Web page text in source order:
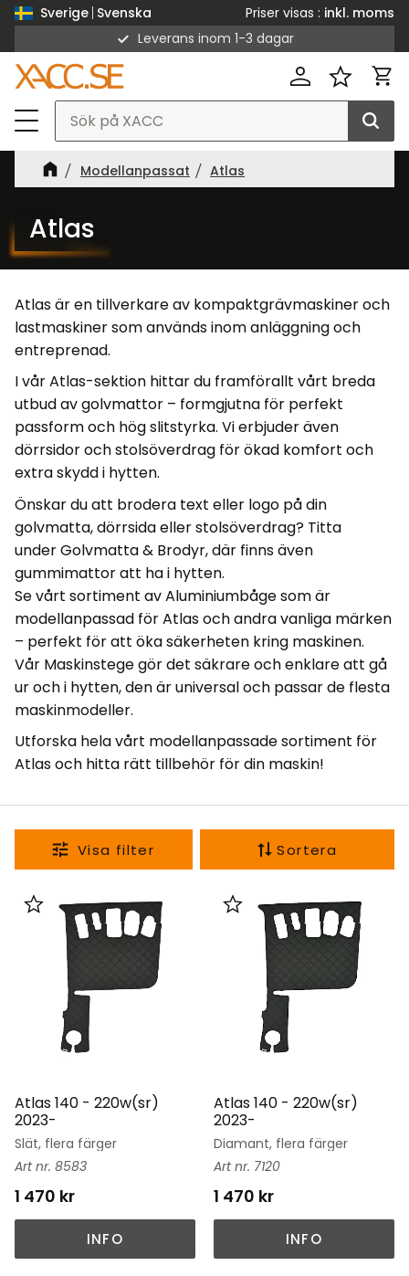
Sverige Svenska Priser visas
inkl. moms
Leverans inom 1-3 dagar
Atlas
Modellanpassat Atlas
Atlas är en tillverkare av kompaktgrävmaskiner och
lastmaskiner som används inom anläggning och
entreprenad.
I vår Atlas-sektion hittar du framförallt vårt breda
utbud av golvmattor – formgjutna för perfekt
passform och hög slitstyrka. Vi erbjuder även
dörrsidor och stolsöverdrag för ökad komfort och
extra skydd i hytten.
Önskar du att brodera text eller logo på din
golvmatta, dörrsida eller stolsöverdrag? Titta
underGolvmatta & Brodyr, där finns även
gummimattor att ha i hytten.
Se vårt sortiment avAluminiumbågesom är
modellanpassad för Atlas och andra vanliga märken
– perfekt för att öka säkerheten kring maskinen.
Vår Maskinstegegör det säkrare och enklare att gå
ur och i hytten, den är universal och passar de flesta
maskinmodeller.
Utforska hela vårt modellanpassade sortiment för
Atlasoch hitta rätt tillbehör för din maskin!
Sortera
Atlas 140 - 220w(sr)
2023-
Slät, flera färger
8583
1 470 kr
Lägg till i favoriter
INFO
Atlas 140 - 220w(sr)
2023-
Diamant, flera färger
7120
1 470 kr
Lägg till i favoriter
INFO